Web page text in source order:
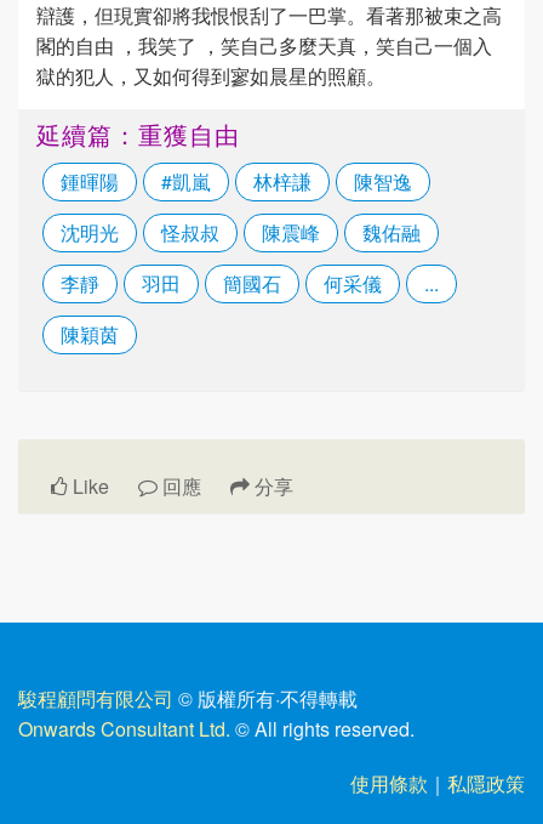
辯護，但現實卻將我恨恨刮了一巴掌。看著那被束之高
閣的自由 ，我笑了 ，笑自己多麼天真，笑自己一個入
獄的犯人，又如何得到寥如晨星的照顧。
延續篇：重獲自由
鍾暉陽 #凱嵐 林梓謙
陳智逸
沈明光
怪叔叔 陳震峰
魏佑融
李靜
羽田 簡國石 何采儀
...
陳穎茵
Like 回應 分享
駿程顧問有限公司 © 版權所有·不得轉載
Onwards Consultant Ltd. © All rights reserved.
使用條款 ｜ 私隱政策